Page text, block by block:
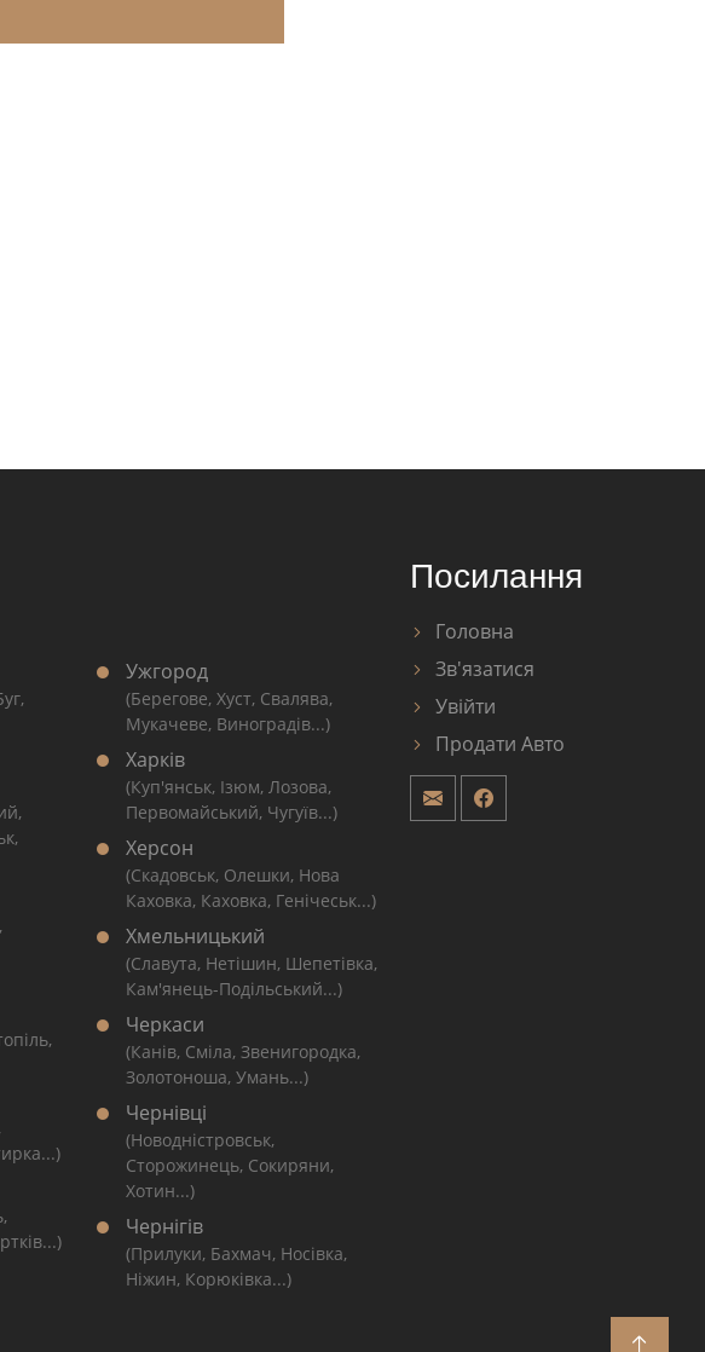
Ужгород
(Берегове, Хуст, Свалява,
Мукачеве, Виноградів...)
Харків
(Куп'янськ, Ізюм, Лозова,
Первомайський, Чугуїв...)
Херсон
(Скадовськ, Олешки, Нова
Каховка, Каховка, Генічеськ...)
Хмельницький
(Славута, Нетішин, Шепетівка,
Кам'янець-Подільський...)
Черкаси
(Канів, Сміла, Звенигородка,
Золотоноша, Умань...)
Чернівці
(Новодністровськ,
Сторожинець, Сокиряни,
Хотин...)
Чернігів
(Прилуки, Бахмач, Носівка,
Ніжин, Корюківка...)
Посилання
Головна
Зв'язатися
Увійти
Продати Авто